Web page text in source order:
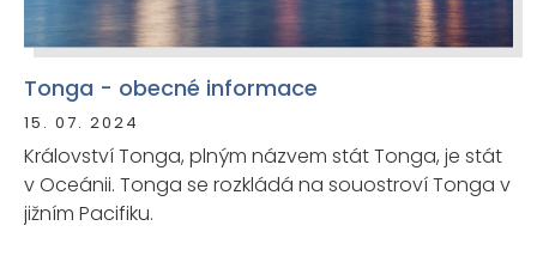
Tonga - obecné informace
15. 07. 2024
Království Tonga, plným názvem stát Tonga, je stát
v Oceánii. Tonga se rozkládá na souostroví Tonga v
jižním Pacifiku.